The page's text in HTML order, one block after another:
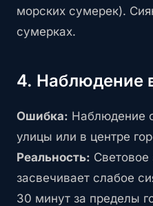
морских сумерек).
сумерках.
4. Наблюдение
Ошибка: Наблюдение
улицы или в центре
Реальность: Световое
засвечивает слабое
30 минут за пределы